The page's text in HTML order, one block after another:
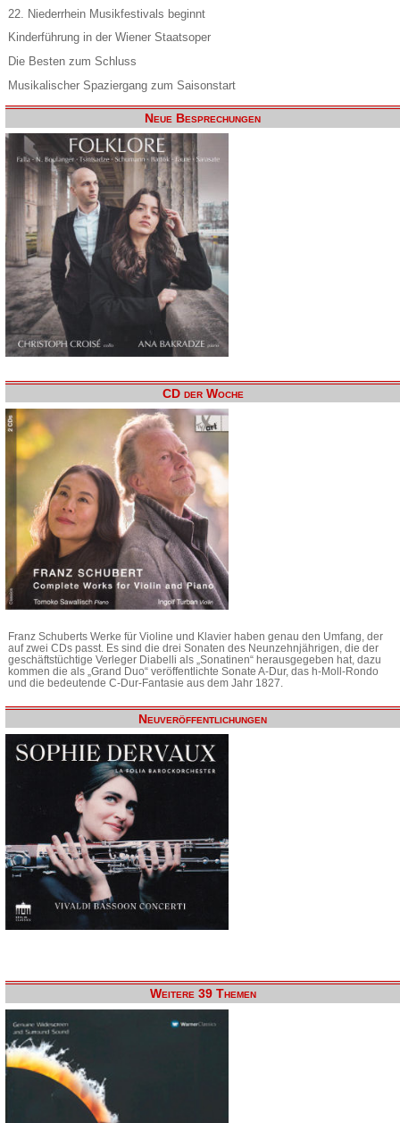
22. Niederrhein Musikfestivals beginnt
Kinderführung in der Wiener Staatsoper
Die Besten zum Schluss
Musikalischer Spaziergang zum Saisonstart
Neue Besprechungen
CD der Woche
Franz Schuberts Werke für Violine und Klavier haben genau den Umfang, der
auf zwei CDs passt. Es sind die drei Sonaten des Neunzehnjährigen, die der
geschäftstüchtige Verleger Diabelli als „Sonatinen“ herausgegeben hat, dazu
kommen die als „Grand Duo“ veröffentlichte Sonate A-Dur, das h-Moll-Rondo
und die bedeutende C-Dur-Fantasie aus dem Jahr 1827.
Neuveröffentlichungen
Weitere 39 Themen